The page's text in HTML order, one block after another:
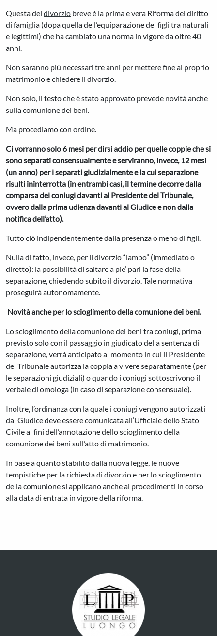
Questa del divorzio breve è la prima e vera Riforma del diritto
di famiglia (dopa quella dell’equiparazione dei figli tra naturali
e legittimi) che ha cambiato una norma in vigore da oltre 40
anni.
Non saranno più necessari tre anni per mettere fine al proprio
matrimonio e chiedere il divorzio.
Non solo, il testo che è stato approvato prevede novità anche
sulla comunione dei beni.
Ma procediamo con ordine.
Ci vorranno solo 6 mesi per dirsi addio per quelle coppie che si
sono separati consensualmente e serviranno, invece, 12 mesi
(un anno) per i separati giudizialmente e la cui separazione
risulti ininterrotta (in entrambi casi, il termine decorre dalla
comparsa dei coniugi davanti al Presidente del Tribunale,
ovvero dalla prima udienza davanti al Giudice e non dalla
notifica dell’atto).
Tutto ciò indipendentemente dalla presenza o meno di figli.
Nulla di fatto, invece, per il divorzio “lampo” (immediato o
diretto): la possibilità di saltare a pie’ pari la fase della
separazione, chiedendo subito il divorzio. Tale normativa
proseguirà autonomamente.
Novità anche per lo scioglimento della comunione dei beni.
Lo scioglimento della comunione dei beni tra coniugi, prima
previsto solo con il passaggio in giudicato della sentenza di
separazione, verrà anticipato al momento in cui il Presidente
del Tribunale autorizza la coppia a vivere separatamente (per
le separazioni giudiziali) o quando i coniugi sottoscrivono il
verbale di omologa (in caso di separazione consensuale).
Inoltre, l’ordinanza con la quale i coniugi vengono autorizzati
dal Giudice deve essere comunicata all’Ufficiale dello Stato
Civile ai fini dell’annotazione dello scioglimento della
comunione dei beni sull’atto di matrimonio.
In base a quanto stabilito dalla nuova legge, le nuove
tempistiche per la richiesta di divorzio e per lo scioglimento
della comunione si applicano anche ai procedimenti in corso
alla data di entrata in vigore della riforma.